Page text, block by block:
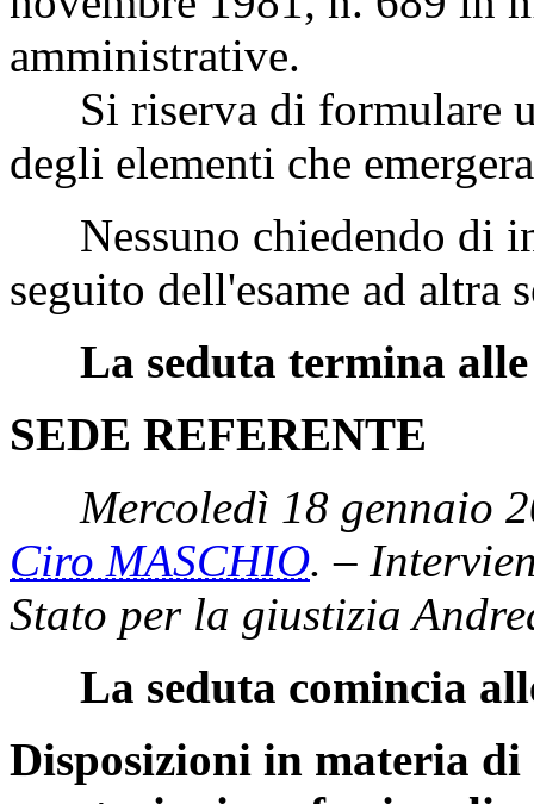
amministrative.
Si riserva di formulare
degli elementi che
Nessuno chiedendo di
seguito dell'esame ad altra
La seduta termina
SEDE REFERENTE
Mercoledì 18 gennaio
Ciro MASCHIO. –
Stato per la giustizia
La seduta comincia
Disposizioni in materia di